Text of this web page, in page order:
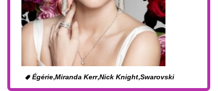
Égérie,Miranda Kerr,Nick Knight,Swarovski